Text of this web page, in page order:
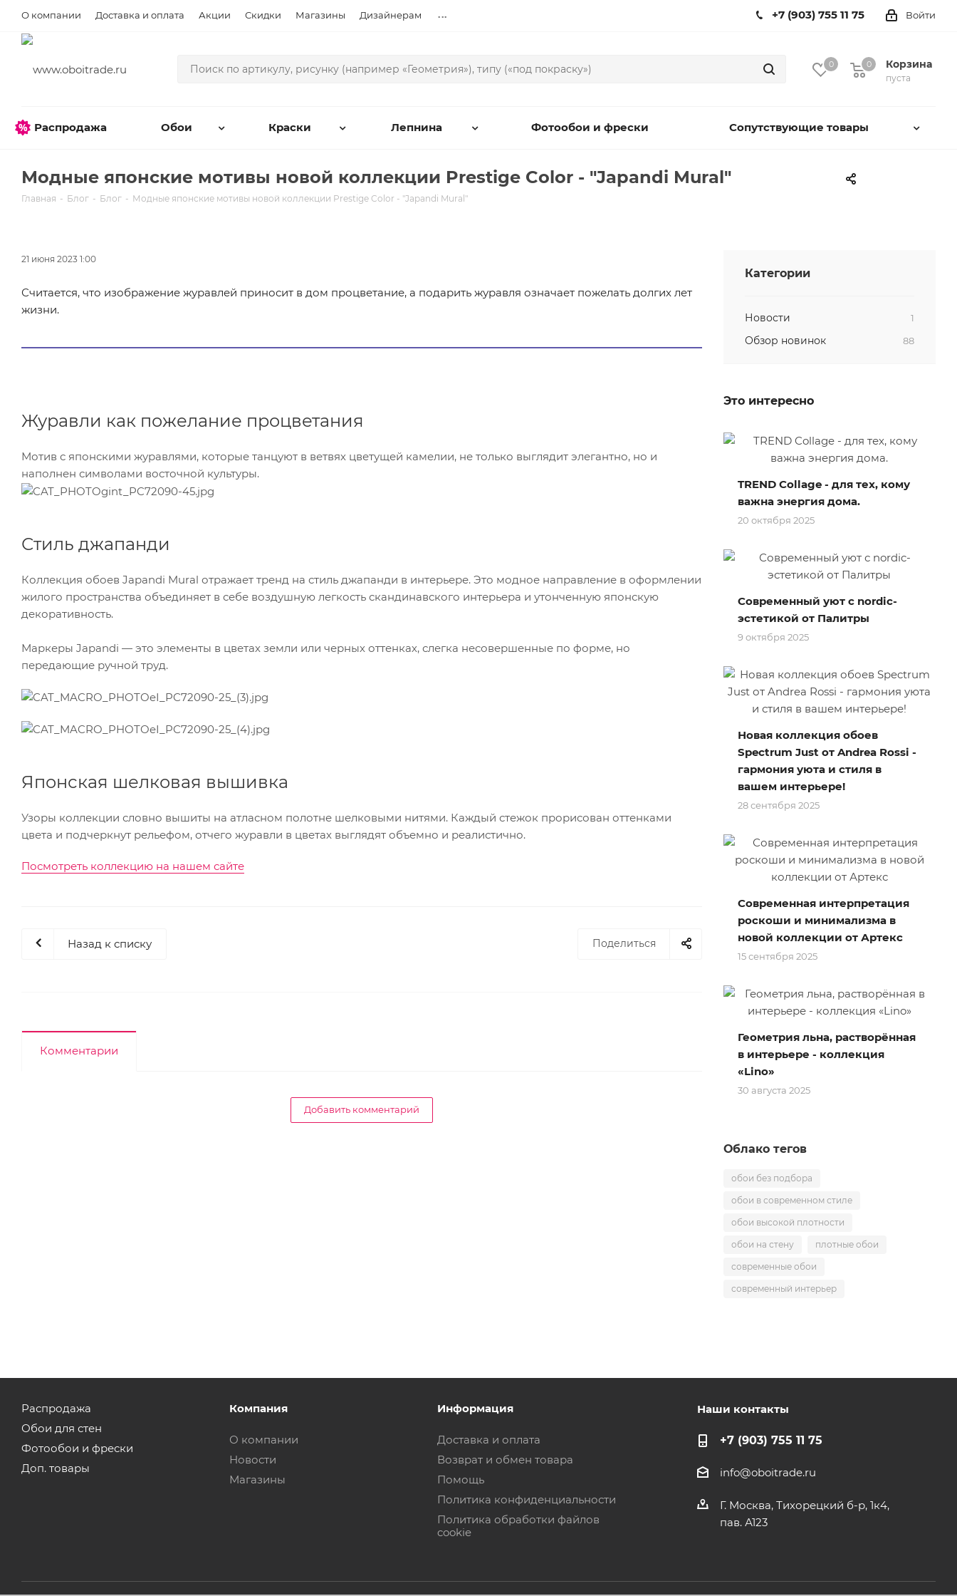
О компании Доставка и оплата Акции Скидки Магазины Дизайнерам ... Войти
+7 (903) 755 11 75
0 Корзина
пуста
0
Распродажа Обои Краски Лепнина Фотообои и фрески Сопутствующие товары
Модные японские мотивы новой коллекции Prestige Color - "Japandi Mural"
Главная - Блог - Блог - Модные японские мотивы новой коллекции Prestige Color - "Japandi Mural"
21 июня 2023 1:00
Считается, что изображение журавлей приносит в дом процветание, а подарить журавля означает пожелать долгих лет
жизни.
Журавли как пожелание процветания
Мотив с японскими журавлями, которые танцуют в ветвях цветущей камелии, не только выглядит элегантно, но и
наполнен символами восточной культуры.
Стиль джапанди
Коллекция обоев Japandi Mural отражает тренд на стиль джапанди в интерьере. Это модное направление в оформлении
жилого пространства объединяет в себе воздушную легкость скандинавского интерьера и утонченную японскую
декоративность.
Маркеры Japandi — это элементы в цветах земли или черных оттенках, слегка несовершенные по форме, но
передающие ручной труд.
Японская шелковая вышивка
Узоры коллекции словно вышиты на атласном полотне шелковыми нитями. Каждый стежок прорисован оттенками
цвета и подчеркнут рельефом, отчего журавли в цветах выглядят объемно и реалистично.
Посмотреть коллекцию на нашем сайте
Поделиться
Назад к списку
Комментарии
Добавить комментарий
Категории
Новости 1
Обзор новинок 88
Это интересно
TREND Collage - для тех, кому
важна энергия дома.
20 октября 2025
Современный уют с nordic-
эстетикой от Палитры
9 октября 2025
Новая коллекция обоев
Spectrum Just от Andrea Rossi -
гармония уюта и стиля в
вашем интерьере!
28 сентября 2025
Современная интерпретация
роскоши и минимализма в
новой коллекции от Артекс
15 сентября 2025
Геометрия льна, растворённая
в интерьере - коллекция
«Lino»
30 августа 2025
Облако тегов
обои без подбора
обои в современном стиле
обои высокой плотности
обои на стену плотные обои
современные обои
современный интерьер
Распродажа
Обои для стен
Фотообои и фрески
Доп. товары
Компания
О компании
Новости
Магазины
Информация
Доставка и оплата
Возврат и обмен товара
Помощь
Политика конфиденциальности
Политика обработки файлов
cookie
Наши контакты
+7 (903) 755 11 75
info@oboitrade.ru
Г. Москва, Тихорецкий б-р, 1к4,
пав. А123